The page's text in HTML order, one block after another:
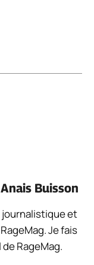
Anais Buisson
journalistique et
Je fais
RageMag.